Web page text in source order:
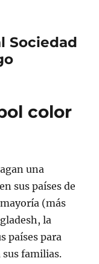
Sociedad
color
una
sus países de
(más
la
países para
familias.